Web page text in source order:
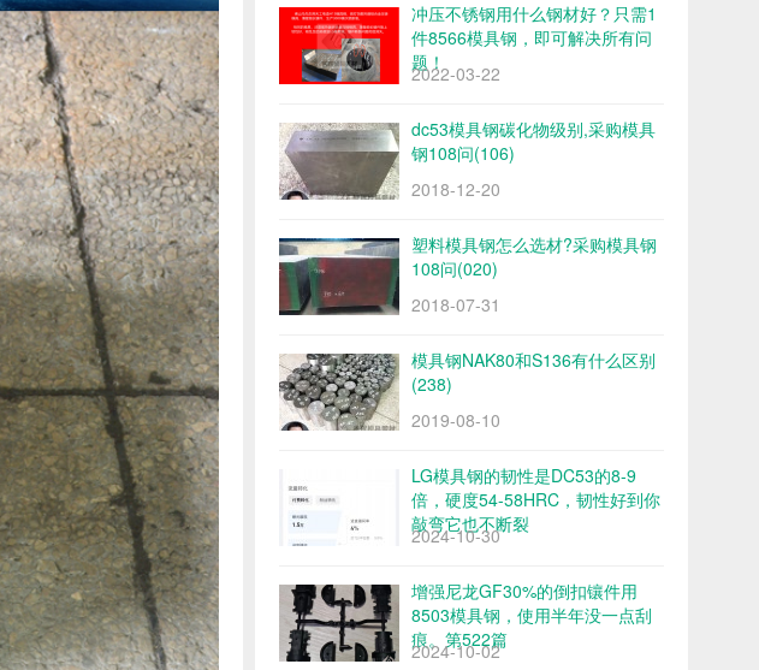
冲压不锈钢用什么钢材好？只需1
件8566模具钢，即可解决所有问
题！
2022-03-22
dc53模具钢碳化物级别,采购模具
钢108问(106)
2018-12-20
塑料模具钢怎么选材?采购模具钢
108问(020)
2018-07-31
模具钢NAK80和S136有什么区别
(238)
2019-08-10
LG模具钢的韧性是DC53的8-9
倍，硬度54-58HRC，韧性好到你
敲弯它也不断裂
2024-10-30
增强尼龙GF30%的倒扣镶件用
8503模具钢，使用半年没一点刮
痕。第522篇
2024-10-02